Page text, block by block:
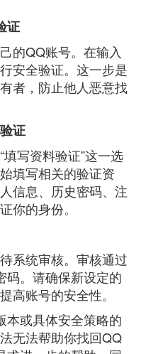
证
的QQ账号。在输入
安全验证。这一步是
者，防止他人恶意找
证
写资料验证”这一选
填写相关的验证资
信息、历史密码、注
你的身份。
系统审核。审核通过
码。请确保新设定的
高账号的安全性。
本或具体安全策略的
无法帮助你找回QQ